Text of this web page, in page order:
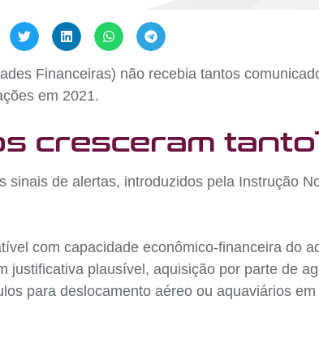
Financeiras) não recebia tantos
em 2021.
cresceram
de alertas, introduzidos pela Instrução
com capacidade econômico-financeira do
justificativa plausível, aquisição por parte de
para deslocamento aéreo ou aquaviários